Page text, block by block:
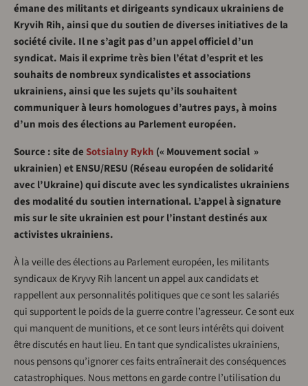
émane des militants et dirigeants syndicaux ukrainiens de
Kryvih Rih, ainsi que du soutien de diverses initiatives de la
société civile. Il ne s’agit pas d’un appel officiel d’un
syndicat. Mais il exprime très bien l’état d’esprit et les
souhaits de nombreux syndicalistes et associations
ukrainiens, ainsi que les sujets qu’ils souhaitent
communiquer à leurs homologues d’autres pays, à moins
d’un mois des élections au Parlement européen.
Source : site deSotsialny Rykh (« Mouvement social »
ukrainien) et ENSU/RESU (Réseau européen de solidarité
avec l’Ukraine) qui discute avec les syndicalistes ukrainiens
des modalité du soutien international. L’appel à signature
mis sur le site ukrainien est pour l’instant destinés aux
activistes ukrainiens.
À la veille des élections au Parlement européen, les militants
syndicaux de Kryvy Rih lancent un appel aux candidats et
rappellent aux personnalités politiques que ce sont les salariés
qui supportent le poids de la guerre contre l’agresseur. Ce sont eux
qui manquent de munitions, et ce sont leurs intérêts qui doivent
être discutés en haut lieu. En tant que syndicalistes ukrainiens,
nous pensons qu’ignorer ces faits entraînerait des conséquences
catastrophiques. Nous mettons en garde contre l’utilisation du